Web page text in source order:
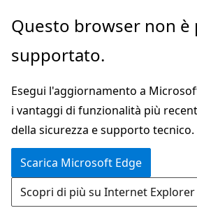
Ignora
passa
contenuto
principale
Questo browser non è
supportato.
Esegui l'aggiornamento a
i vantaggi di funzionalità più
della sicurezza e supporto tecnico.
Scarica Microsoft Edge
Scopri di più su Internet